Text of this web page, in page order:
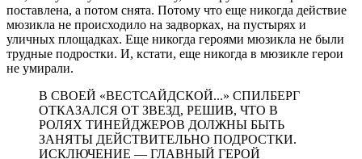
поставлена, а потом снята. Потому что еще никогда действие
мюзикла не происходило на задворках, на пустырях и
уличных площадках. Еще никогда героями мюзикла не были
трудные подростки. И, кстати, еще никогда в мюзикле герои
не умирали.
В СВОЕЙ «ВЕСТСАЙДСКОЙ...» СПИЛБЕРГ
ОТКАЗАЛСЯ ОТ ЗВЕЗД, РЕШИВ, ЧТО В
РОЛЯХ ТИНЕЙДЖЕРОВ ДОЛЖНЫ БЫТЬ
ЗАНЯТЫ ДЕЙСТВИТЕЛЬНО ПОДРОСТКИ.
ИСКЛЮЧЕНИЕ — ГЛАВНЫЙ ГЕРОЙ